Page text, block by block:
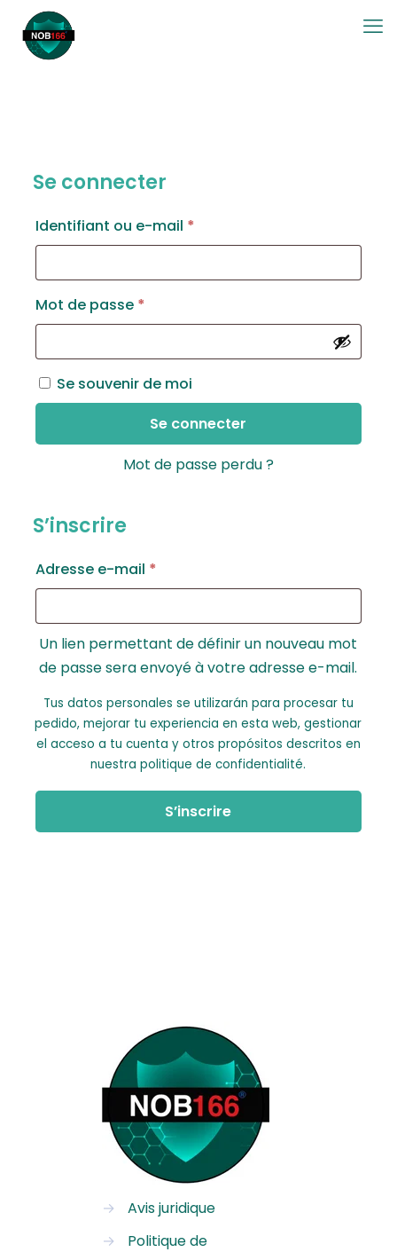
Se connecter
Identifiant ou e-mail *
Mot de passe *
Se souvenir de moi
Se connecter
Mot de passe perdu ?
S’inscrire
Adresse e-mail *
Un lien permettant de définir un nouveau mot
de passe sera envoyé à votre adresse e-mail.
Tus datos personales se utilizarán para procesar tu
pedido, mejorar tu experiencia en esta web, gestionar
el acceso a tu cuenta y otros propósitos descritos en
nuestrapolitique de confidentialité.
S’inscrire
→
Avis juridique
→
Politique de